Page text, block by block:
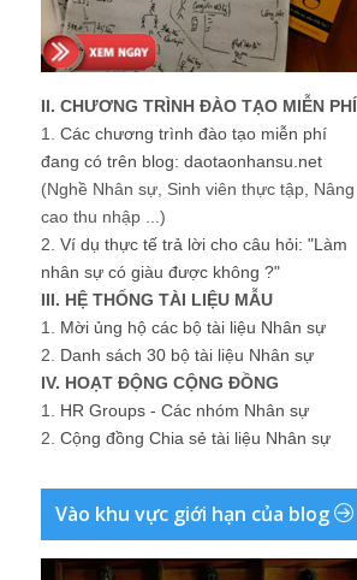
II. CHƯƠNG TRÌNH ĐÀO TẠO MIỄN PHÍ
1. Các chương trình đào tạo miễn phí
đang có trên blog: daotaonhansu.net
(Nghề Nhân sự, Sinh viên thực tập, Nâng
cao thu nhập ...)
2. Ví dụ thực tế trả lời cho câu hỏi: "Làm
nhân sự có giàu được không ?"
III. HỆ THỐNG TÀI LIỆU MẪU
1. Mời ủng hộ các bộ tài liệu Nhân sự
2. Danh sách 30 bộ tài liệu Nhân sự
IV. HOẠT ĐỘNG CỘNG ĐỒNG
1. HR Groups - Các nhóm Nhân sự
2. Cộng đồng Chia sẻ tài liệu Nhân sự
Vào khu vực giới hạn của blog